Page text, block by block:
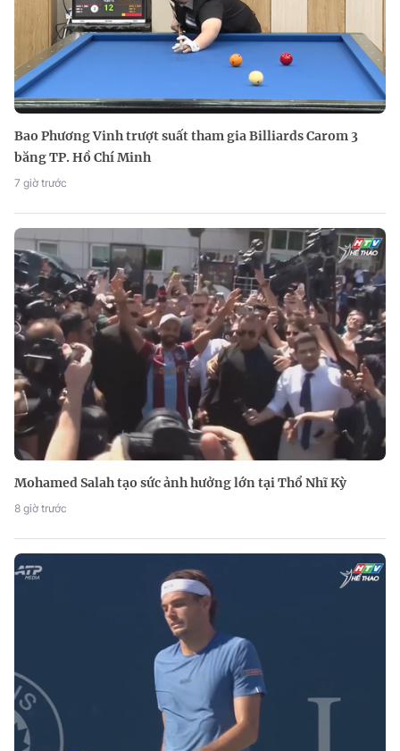
Bao Phương Vinh trượt suất tham gia Billiards Carom 3
băng TP. Hồ Chí Minh
7 giờ trước
Mohamed Salah tạo sức ảnh hưởng lớn tại Thổ Nhĩ Kỳ
8 giờ trước